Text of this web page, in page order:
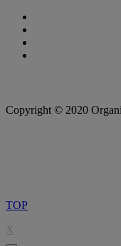
Copyright © 2020
TOP
X